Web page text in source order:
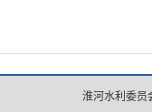
淮河水利委员